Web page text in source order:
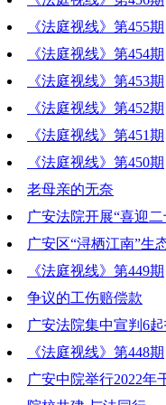
《法庭视线》第455期
《法庭视线》第454期
《法庭视线》第453期
《法庭视线》第452期
《法庭视线》第451期
《法庭视线》第450期
老母亲的无奈
广安法院开展“喜迎
广安区“浔栖江南”生
《法庭视线》第449期
争议的工伤赔偿款
广安法院集中宣判6
《法庭视线》第448期
广安中院举行2022年